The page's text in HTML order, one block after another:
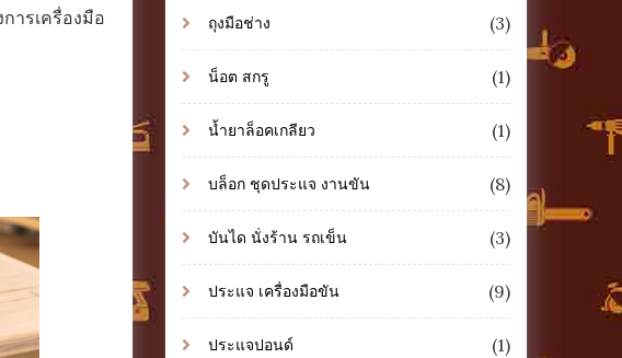
ารเครื่องมือ
ถุงมือช่าง (3)
น็อต สกรู (1)
น้ำยาล็อคเกลียว (1)
บล็อก ชุดประแจ งานขัน (8)
บันได นั่งร้าน รถเข็น (3)
ประแจ เครื่องมือขัน (9)
ประแจปอนด์ (1)